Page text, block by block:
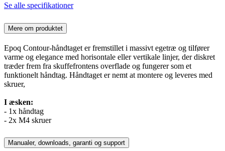
Se alle specifikationer
Mere om produktet
Epoq Contour-håndtaget er fremstillet i massivt egetræ og tilfører
varme og elegance med horisontale eller vertikale linjer, der diskret
træder frem fra skuffefrontens overflade og fungerer som et
funktionelt håndtag. Håndtaget er nemt at montere og leveres med
skruer,
I æsken:
- 1x håndtag
- 2x M4 skruer
Manualer, downloads, garanti og support